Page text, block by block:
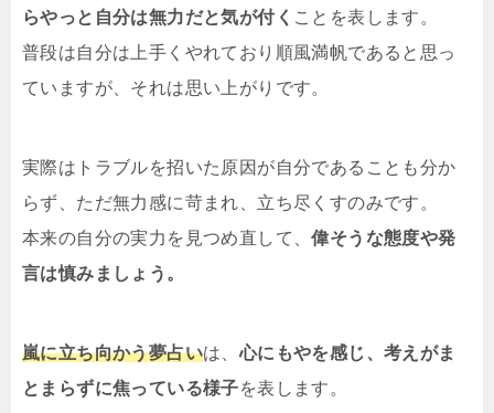
らやっと自分は無力だと気が付く ことを表します。
普段は自分は上手くやれており順風満帆であると思っ
ていますが、それは思い上がりです。
実際はトラブルを招いた原因が自分であることも分か
らず、ただ無力感に苛まれ、立ち尽くすのみです。
本来の自分の実力を見つめ直して、偉そうな態度や発
言は慎みましょう。
嵐に立ち向かう夢占いは、心にもやを感じ、考えがま
とまらずに焦っている様子を表します。